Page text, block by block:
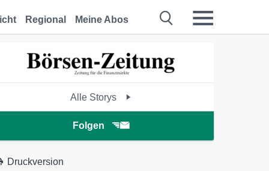
Regional Meine Abos
Alle Storys
Folgen
Druckversion